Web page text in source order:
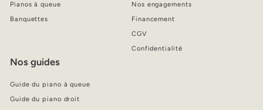
Pianos à queue
Banquettes
Nos engagements
Financement
CGV
Confidentialité
Nos guides
Guide du piano à queue
Guide du piano droit